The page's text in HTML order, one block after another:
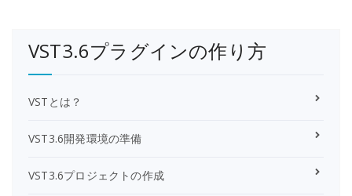
VST3.6プラグインの作り方
VSTとは？
VST3.6開発環境の準備
VST3.6プロジェクトの作成